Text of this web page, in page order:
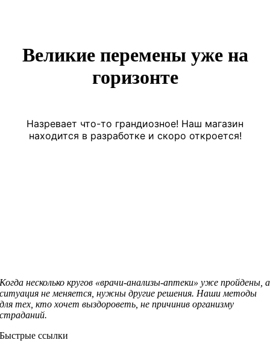
Великие перемены уже на
горизонте
Назревает что-то грандиозное! Наш магазин
находится в разработке и скоро откроется!
Когда несколько кругов «врачи-анализы-аптеки» уже пройдены, а
ситуация не меняется, нужны другие решения. Наши методы
для тех, кто хочет выздороветь, не причинив организму
страданий.
Быстрые ссылки